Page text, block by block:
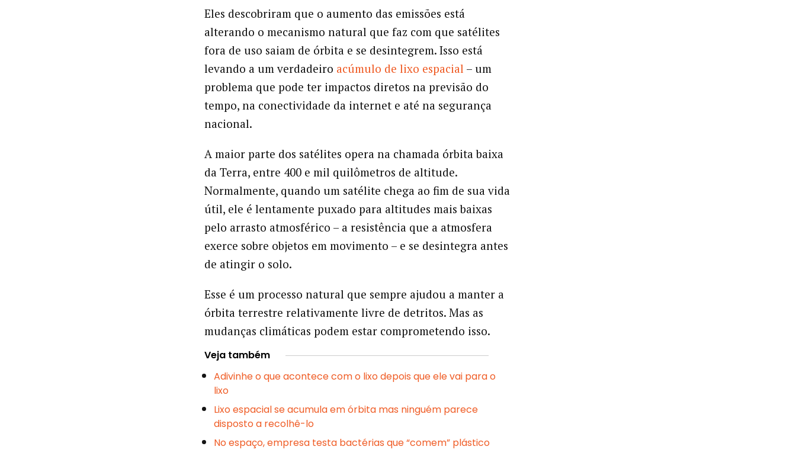
Eles descobriram que o aumento das emissões está
alterando o mecanismo natural que faz com que satélites
fora de uso saiam de órbita e se desintegrem. Isso está
levando a um verdadeiro acúmulo de lixo espacial – um
problema que pode ter impactos diretos na previsão do
tempo, na conectividade da internet e até na segurança
nacional.
A maior parte dos satélites opera na chamada órbita baixa
da Terra, entre 400 e mil quilômetros de altitude.
Normalmente, quando um satélite chega ao fim de sua vida
útil, ele é lentamente puxado para altitudes mais baixas
pelo arrasto atmosférico – a resistência que a atmosfera
exerce sobre objetos em movimento – e se desintegra antes
de atingir o solo.
Esse é um processo natural que sempre ajudou a manter a
órbita terrestre relativamente livre de detritos. Mas as
mudanças climáticas podem estar comprometendo isso.
Veja também
Adivinhe o que acontece com o lixo depois que ele vai para o
lixo
Lixo espacial se acumula em órbita mas ninguém parece
disposto a recolhê-lo
No espaço, empresa testa bactérias que “comem” plástico